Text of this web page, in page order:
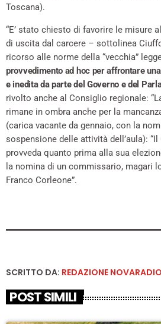
Toscana).
“E’ stato chiesto di favorire le misure
di uscita dal carcere – sottolinea
ricorso alle norme della “vecchia”
provvedimento ad hoc per affrontare
e inedita da parte del Governo e del
rivolto anche al Consiglio regionale:
rimane in ombra anche per la
(carica vacante da gennaio, con la
sospensione delle attività dell’aula):
provveda quanto prima alla sua
la nomina di un commissario, magari
Franco Corleone”.
SCRITTO DA: REDAZIONE NOVARADIO
POST SIMILI